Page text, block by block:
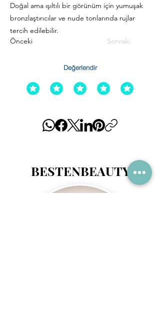
Doğal ama ışıltılı bir görünüm için yumuşak
bronzlaştırıcılar ve nude tonlarında rujlar
tercih edilebilir.
Önceki
Sonraki
Değerlendir
BESTENBEAUTY